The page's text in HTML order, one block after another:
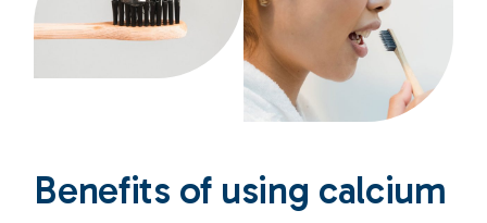
Benefits of using calcium